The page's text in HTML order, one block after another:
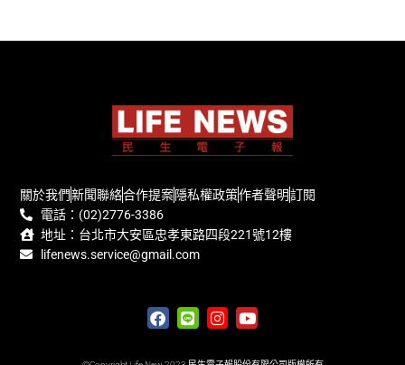
關於我們新聞聯絡合作提案隱私權政策作者聲明訂閱
電話：(02)2776-3386
地址：台北市大安區忠孝東路四段221號12樓
lifenews.service@gmail.com